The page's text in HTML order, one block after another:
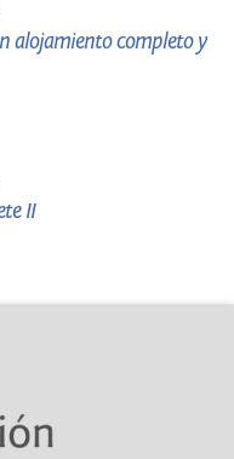
alojamiento completo y
II